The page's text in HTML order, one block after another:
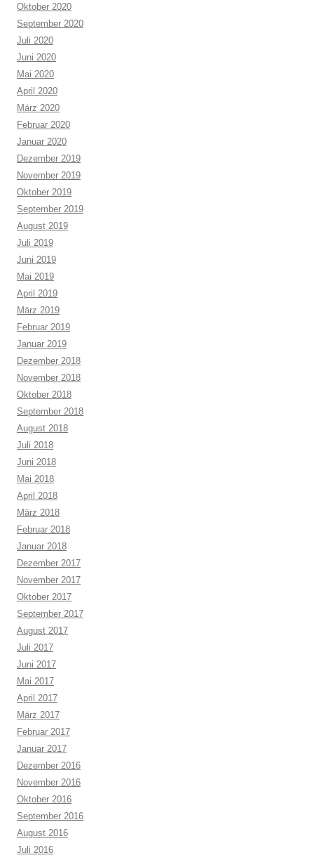
Oktober 2020
September 2020
Juli 2020
Juni 2020
Mai 2020
April 2020
März 2020
Februar 2020
Januar 2020
Dezember 2019
November 2019
Oktober 2019
September 2019
August 2019
Juli 2019
Juni 2019
Mai 2019
April 2019
März 2019
Februar 2019
Januar 2019
Dezember 2018
November 2018
Oktober 2018
September 2018
August 2018
Juli 2018
Juni 2018
Mai 2018
April 2018
März 2018
Februar 2018
Januar 2018
Dezember 2017
November 2017
Oktober 2017
September 2017
August 2017
Juli 2017
Juni 2017
Mai 2017
April 2017
März 2017
Februar 2017
Januar 2017
Dezember 2016
November 2016
Oktober 2016
September 2016
August 2016
Juli 2016